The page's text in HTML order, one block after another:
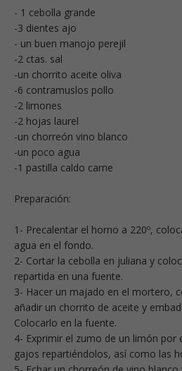
- 1 cebolla grande
-3 dientes ajo
- un buen manojo perejil
-2 ctas. sal
-un chorrito aceite oliva
-6 contramuslos pollo
-2 limones
-2 hojas laurel
-un chorreón vino blanco
-un poco agua
-1 pastilla caldo carne
Preparación:
1- Precalentar el horno a 220º,
agua en el fondo.
2- Cortar la cebolla en juliana y
repartida en una fuente.
3- Hacer un majado en el mortero,
añadir un chorrito de aceite y
Colocarlo en la fuente.
4- Exprimir el zumo de un limón
gajos repartiéndolos, así como las